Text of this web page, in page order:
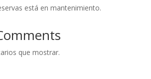
está en mantenimiento.
que mostrar.